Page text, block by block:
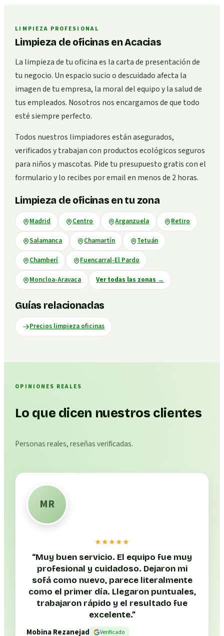
LIMPIEZA PROFESIONAL
Limpieza de oficinas en Acacias
La limpieza de tu oficina es la carta de presentación de
tu negocio. Un espacio sucio o descuidado afecta la
imagen de tu empresa, la moral del equipo y la salud de
tus empleados. Nosotros nos encargamos de que todo
esté siempre perfecto.
Todos nuestros limpiadores están asegurados,
verificados y trabajan con productos ecológicos seguros
para niños y mascotas. Pide tu presupuesto gratis con el
formulario y lo recibes por email en menos de 2 horas.
Limpieza de oficinas en tu zona
Madrid Centro Arganzuela Retiro
Salamanca Chamartín Tetuán
Chamberí Fuencarral-El Pardo
Moncloa-Aravaca Ver todas las zonas →
Guías relacionadas
Precios limpieza oficinas
OPINIONES REALES
Lo que dicen nuestros clientes
Personas reales, reseñas verificadas.
MR
★★★★★
“Muy buen servicio. El equipo fue muy
profesional y cuidadoso. Dejaron mi
sofá como nuevo, parece literalmente
como el primer día. Llegaron puntuales,
trabajaron rápido y el resultado fue
excelente.”
Mobina Rezanejad
Verificado